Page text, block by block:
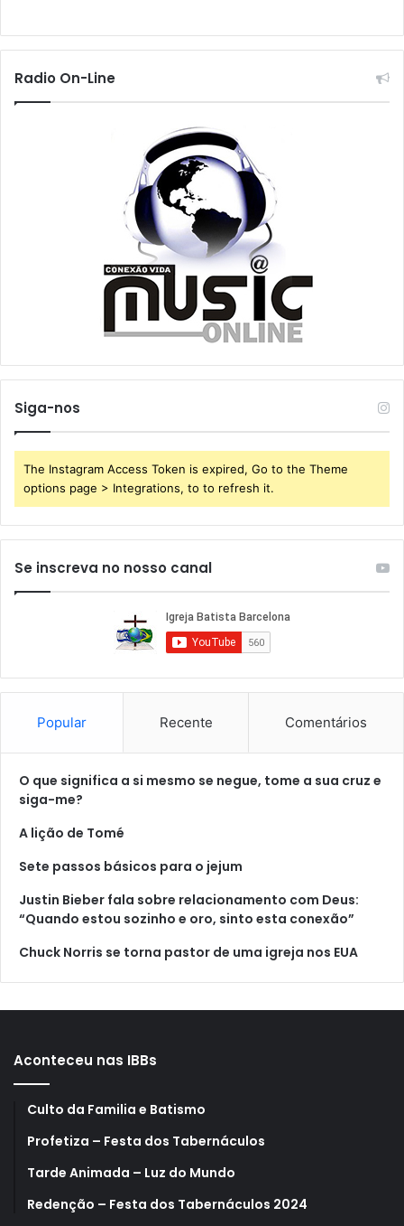
Radio On-Line
Siga-nos
The Instagram Access Token is expired, Go to the Theme
options page > Integrations, to to refresh it.
Se inscreva no nosso canal
Popular Recente Comentários
O que significa a si mesmo se negue, tome a sua cruz e
siga-me?
A lição de Tomé
Sete passos básicos para o jejum
Justin Bieber fala sobre relacionamento com Deus:
“Quando estou sozinho e oro, sinto esta conexão”
Chuck Norris se torna pastor de uma igreja nos EUA
Aconteceu nas IBBs
Culto da Familia e Batismo
Profetiza – Festa dos Tabernáculos
Tarde Animada – Luz do Mundo
Redenção – Festa dos Tabernáculos 2024